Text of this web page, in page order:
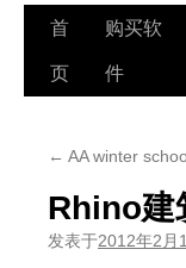
跳
至
首
页
购买软
件
← AA winter
Rhino建
发表于2012年2月